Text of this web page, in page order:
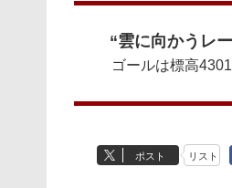
“雲に向かうレ
ゴールは標高
ポスト リスト